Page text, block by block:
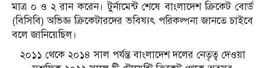
মাত্র ০ ও ২ রান করেন। টুর্নামেন্ট শেষে বাংলাদেশ ক্রিকেট বোর্ড
(বিসিবি) অভিজ্ঞ ক্রিকেটারদের ভবিষ্যৎ পরিকল্পনা জানতে চাইবে
বলে জানিয়েছিল।
২০১১ থেকে ২০১৪ সাল পর্যন্ত বাংলাদেশ দলের নেতৃত্ব দেওয়া